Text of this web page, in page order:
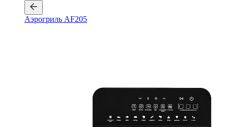
Аэрогриль AF205